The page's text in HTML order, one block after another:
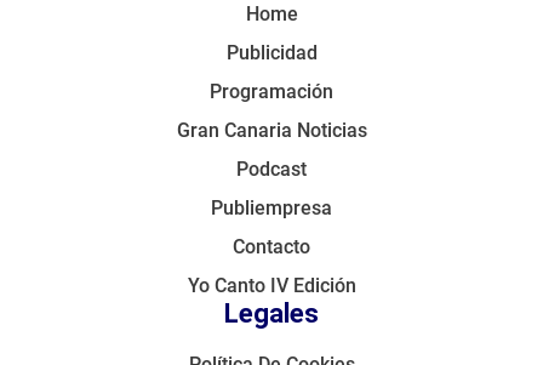
Home
Publicidad
Programación
Gran Canaria Noticias
Podcast
Publiempresa
Contacto
Yo Canto IV Edición
Legales